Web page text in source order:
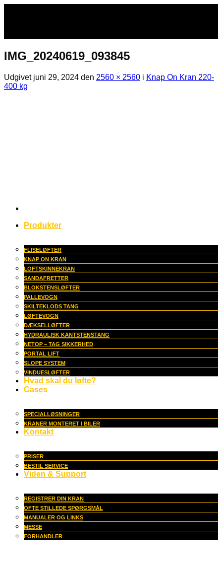
Produkter
FLISELØFTER
KNAP ON KRAN
LOFTSKINNEKRAN
SANDAFRETTER
BLOKSTENSLØFTER
PALLEVOGN
SKILTEKLODS TANG
LØFTEVOGN
DÆKSELLØFTER
HYDRAULISK KANTSTENSTANG
NETOP – TAG SIKKERHED
PORTAL LIFT
SLOPE SYSTEM
VINDUESLØFTER
Hvad skal du løfte?
Cases
SPECIALLØSNINGER
KRANER MONTERET I BILER
Kontakt
PRISER
BESTIL SERVICE
Viden & Support
REGISTRER DIN KRAN
OFTE STILLEDE SPØRGSMÅL
MANUALER OG LINKS
MESSE
FORHANDLER
IMG_20240619_093845
Udgivet juni 29, 2024 den 2560 × 2560 i Knap On Kran 220-
400 kg